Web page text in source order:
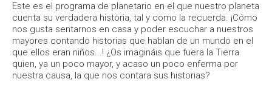
Este es el programa de planetario en el que nuestro planeta
cuenta su verdadera historia, tal y como la recuerda. ¡Cómo
nos gusta sentarnos en casa y poder escuchar a nuestros
mayores contando historias que hablan de un mundo en el
que ellos eran niños...! ¿Os imagináis que fuera la Tierra
quien, ya un poco mayor, y acaso un poco enferma por
nuestra causa, la que nos contara sus historias?